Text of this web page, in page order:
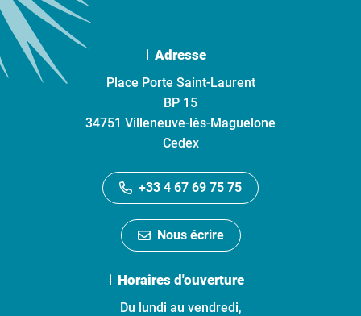
Adresse
Place Porte Saint-Laurent
BP 15
34751 Villeneuve-lès-Maguelone
Cedex
+33 4 67 69 75 75
Nous écrire
Horaires d'ouverture
Du lundi au vendredi,